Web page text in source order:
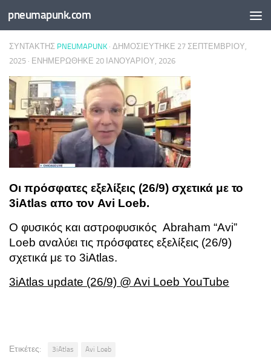
Skip to content
pneumapunk.com
ΣΥΝΤΆΚΤΗΣ PNEUMAPUNK · ΔΗΜΟΣΙΕΎΤΗΚΕ 27 ΣΕΠΤΕΜΒΡΊΟΥ,
2025 · ΕΝΗΜΕΡΏΘΗΚΕ 20 ΙΑΝΟΥΑΡΊΟΥ, 2026
Οι πρόσφατες εξελίξεις (26/9) σχετικά με το
3iAtlas απο τον Avi Loeb.
Ο φυσικός και αστροφυσικός Abraham “Avi”
Loeb αναλύει τις πρόσφατες εξελίξεις (26/9)
σχετικά με το 3iAtlas.
3iAtlas update (26/9) @ Avi Loeb YouTube
Ετικέτες: 3iAtlas Avi Loeb